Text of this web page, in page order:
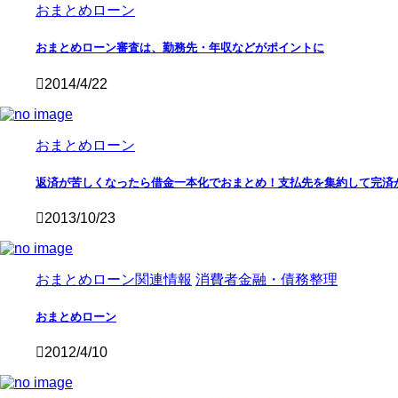
おまとめローン
おまとめローン審査は、勤務先・年収などがポイントに
2014/4/22
おまとめローン
返済が苦しくなったら借金一本化でおまとめ！支払先を集約して完済
2013/10/23
おまとめローン関連情報 消費者金融・債務整理
おまとめローン
2012/4/10